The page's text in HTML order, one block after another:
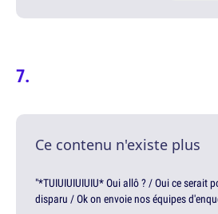
Ce contenu n'existe plus
"*TUIUIUIUIUIU* Oui allô ? / Oui ce serait
disparu / Ok on envoie nos équipes